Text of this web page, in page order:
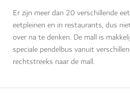
Er zijn meer dan 20 verschillende
eetpleinen en in restaurants, dus
over na te denken. De mall is
speciale pendelbus vanuit
rechtstreeks naar de mall.